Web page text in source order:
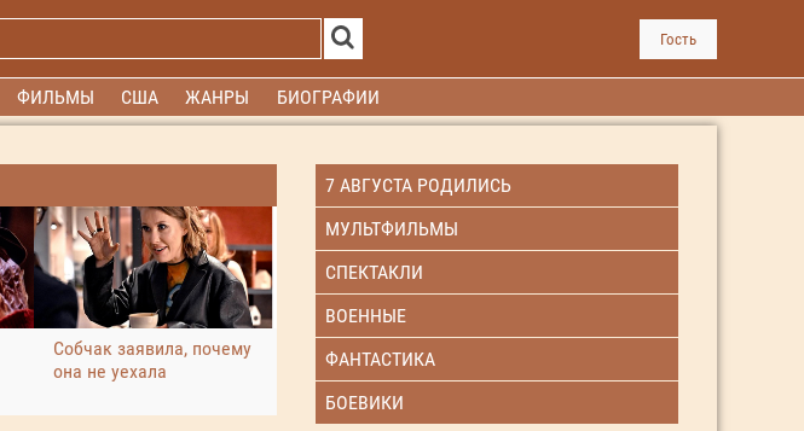
Гость
ФИЛЬМЫ США ЖАНРЫ БИОГРАФИИ
Собчак заявила, почему
она не уехала
7 АВГУСТА РОДИЛИСЬ
МУЛЬТФИЛЬМЫ
СПЕКТАКЛИ
ВОЕННЫЕ
ФАНТАСТИКА
БОЕВИКИ